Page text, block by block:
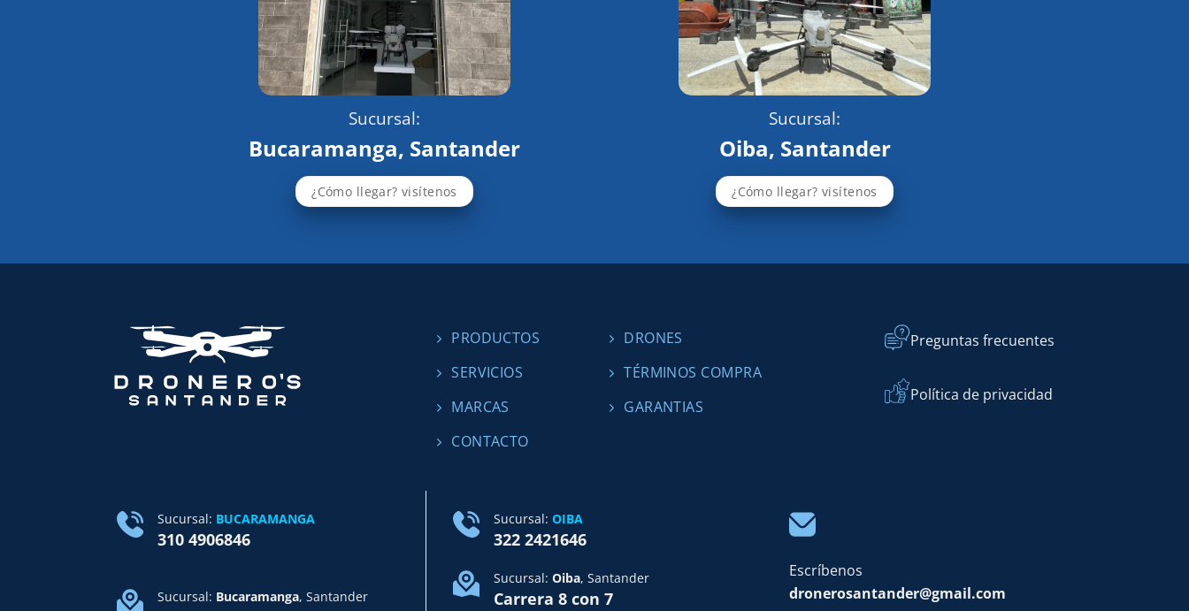
Sucursal:
Bucaramanga, Santander
¿Cómo llegar? visítenos
Sucursal:
Oiba, Santander
¿Cómo llegar? visítenos
PRODUCTOS
SERVICIOS
MARCAS
CONTACTO
DRONES
TÉRMINOS COMPRA
GARANTIAS
Preguntas frecuentes
Política de privacidad
Sucursal: BUCARAMANGA
310 4906846
Sucursal: Bucaramanga, Santander
Sucursal: OIBA
322 2421646
Sucursal: Oiba, Santander
Carrera 8 con 7
Escríbenos
dronerosantander@gmail.com